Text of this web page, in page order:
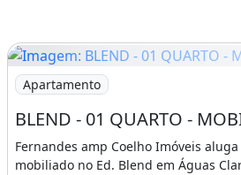
Imagem: BLEND - 01 QUARTO -
Apartamento
Fernandes amp Coelho Imóveis
mobiliado no Ed. Blend em Águas